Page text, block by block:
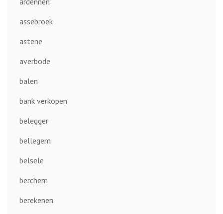
assebroek
astene
averbode
balen
bank verkopen
belegger
bellegem
belsele
berchem
berekenen